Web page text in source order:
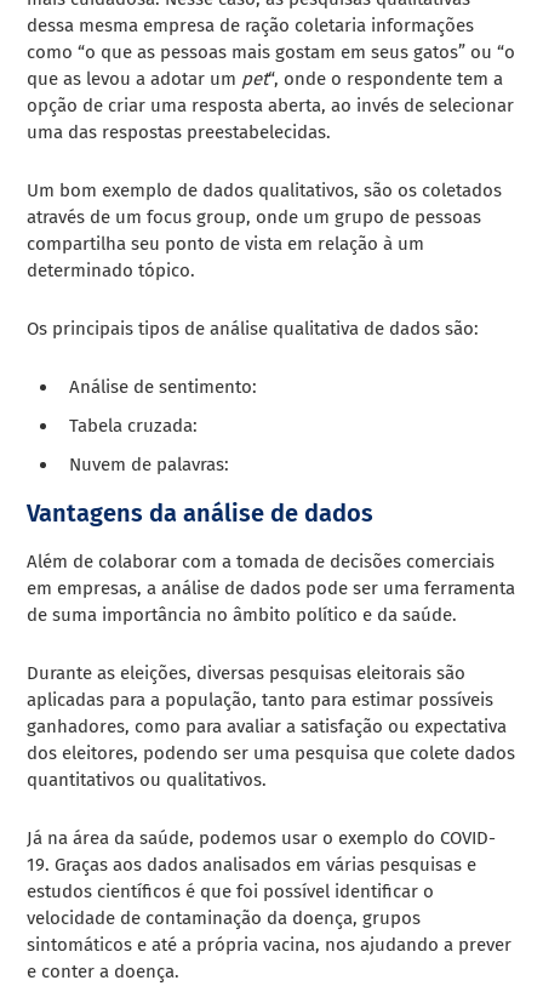
dessa mesma empresa de ração coletaria informações
como “o que as pessoas mais gostam em seus gatos” ou “o
que as levou a adotar um pet“, onde o respondente tem a
opção de criar uma resposta aberta, ao invés de selecionar
uma das respostas preestabelecidas.
Um bom exemplo de dados qualitativos, são os coletados
através de um focus group, onde um grupo de pessoas
compartilha seu ponto de vista em relação à um
determinado tópico.
Os principais tipos de análise qualitativa de dados são:
Análise de sentimento:
Tabela cruzada:
Nuvem de palavras:
Vantagens da análise de dados
Além de colaborar com a tomada de decisões comerciais
em empresas, a análise de dados pode ser uma ferramenta
de suma importância no âmbito político e da saúde.
Durante as eleições, diversas pesquisas eleitorais são
aplicadas para a população, tanto para estimar possíveis
ganhadores, como para avaliar a satisfação ou expectativa
dos eleitores, podendo ser uma pesquisa que colete dados
quantitativos ou qualitativos.
Já na área da saúde, podemos usar o exemplo do COVID-
19. Graças aos dados analisados em várias pesquisas e
estudos científicos é que foi possível identificar o
velocidade de contaminação da doença, grupos
sintomáticos e até a própria vacina, nos ajudando a prever
e conter a doença.